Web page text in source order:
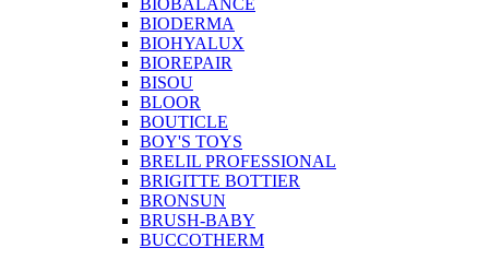
BIOBALANCE
BIODERMA
BIOHYALUX
BIOREPAIR
BISOU
BLOOR
BOUTICLE
BOY'S TOYS
BRELIL PROFESSIONAL
BRIGITTE BOTTIER
BRONSUN
BRUSH-BABY
BUCCOTHERM